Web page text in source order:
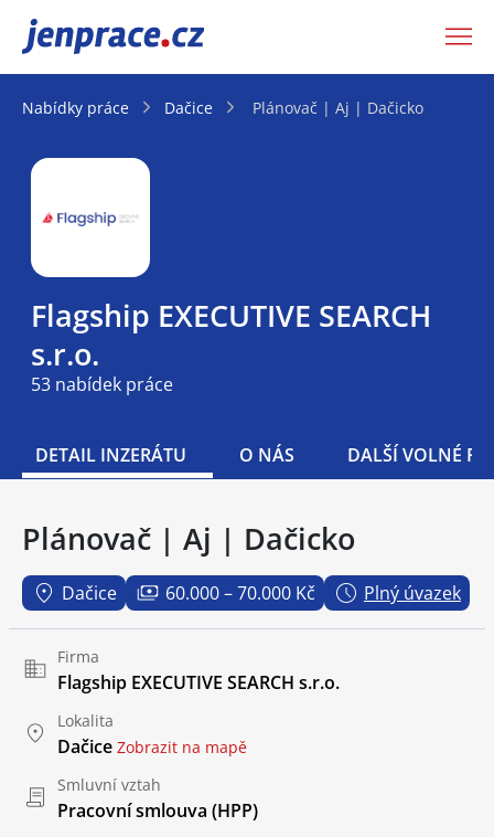
JenPráce.cz
Nabídky práce Dačice Plánovač | Aj | Dačicko
Flagship EXECUTIVE SEARCH
s.r.o.
53 nabídek práce
DETAIL INZERÁTU O NÁS DALŠÍ VOLNÉ
Plánovač | Aj | Dačicko
Dačice 60.000 – 70.000 Kč Plný úvazek
Firma
Flagship EXECUTIVE SEARCH s.r.o.
Lokalita
Dačice Zobrazit na mapě
Smluvní vztah
Pracovní smlouva (HPP)